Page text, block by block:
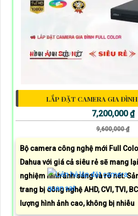
LẮP ĐẶT CAMERA GIA
7,200,000 ₫
9,600,000 ₫
Bộ camera công nghệ mới Full
Dahua với giá cả siêu rẻ sẽ mang
nghiệm hình ảnh sáng và rõ nét.
trang bị công nghệ AHD, CVI, TVI,
lượng hình ảnh cao, không bị nhiễu